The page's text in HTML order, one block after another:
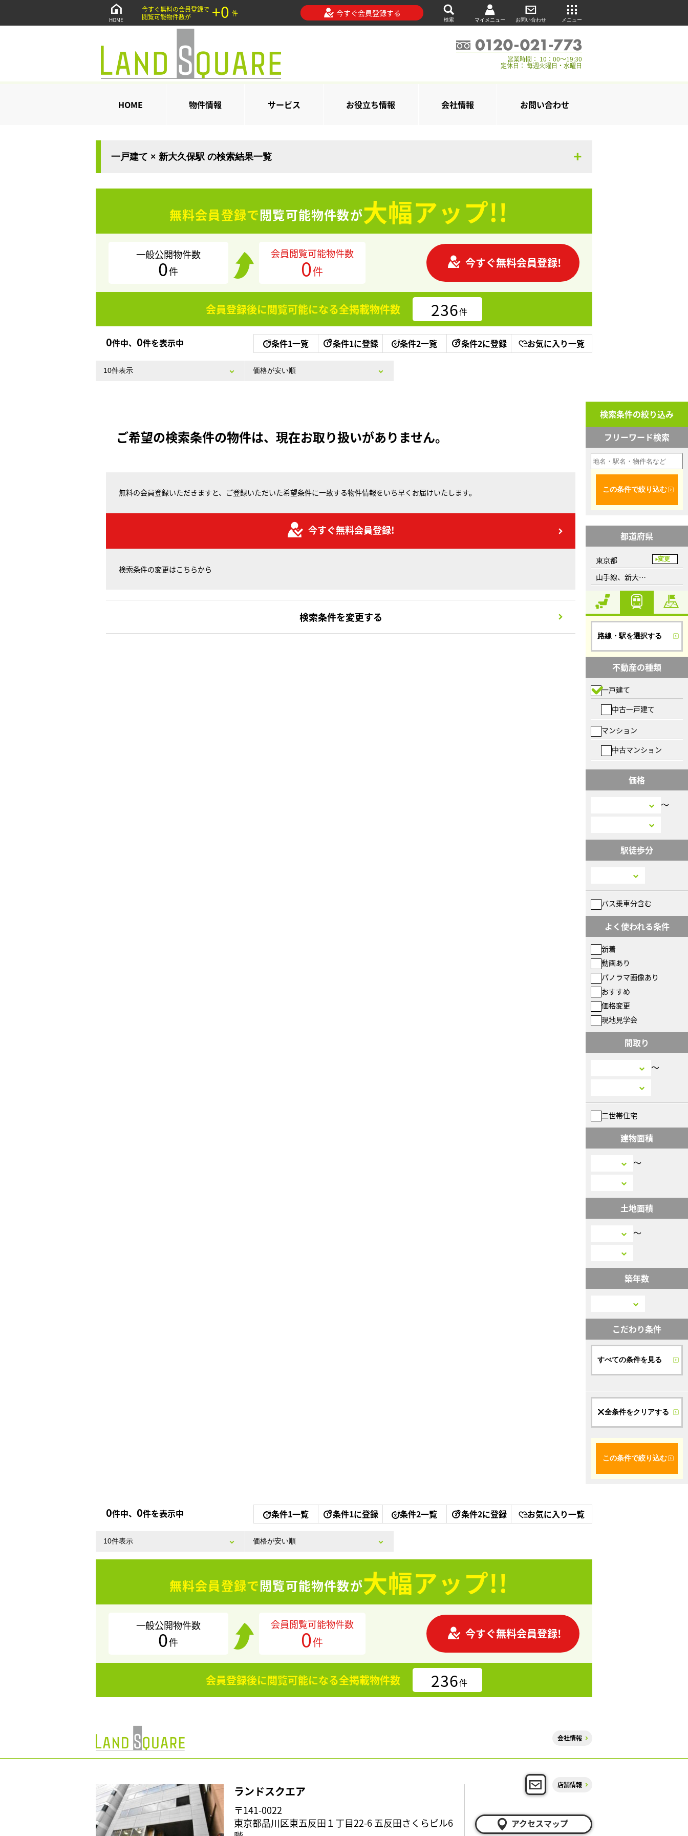
HOME
今すぐ無料の会員登録で
閲覧可能物件数が
+0 件 今すぐ会員登録する
検索 マイメニュー お問い合わせ メニュー
営業時間： 10：00～19:30
定休日： 毎週火曜日・水曜日
HOME 物件情報 サービス お役立ち情報 会社情報 お問い合わせ
一戸建て × 新大久保駅 の検索結果一覧
無料会員登録で閲覧可能物件数が大幅アップ!!
一般公開物件数
0件
会員閲覧可能物件数
0件
今すぐ無料会員登録!
会員登録後に閲覧可能になる全掲載物件数 236件
0件中、 0件を表示中 条件1一覧 条件1に登録 条件2一覧 条件2に登録 お気に入り一覧
ご希望の検索条件の物件は、現在お取り扱いがありません。
無料の会員登録いただきますと、ご登録いただいた希望条件に一致する物件情報をいち早くお届けいたします。
今すぐ無料会員登録!
検索条件の変更はこちらから
検索条件を変更する
検索条件の絞り込み
フリーワード検索
この条件で絞り込む
都道府県
東京都 変更
山手線、新大久保駅
路線・駅を選択する
不動産の種類
一戸建て
中古一戸建て
マンション
中古マンション
価格
〜
駅徒歩分
バス乗車分含む
よく使われる条件
新着
動画あり
パノラマ画像あり
おすすめ
価格変更
現地見学会
間取り
〜
二世帯住宅
建物面積
〜
土地面積
〜
築年数
こだわり条件
すべての条件を見る
全条件をクリアする
この条件で絞り込む
0件中、 0件を表示中 条件1一覧 条件1に登録 条件2一覧 条件2に登録 お気に入り一覧
無料会員登録で閲覧可能物件数が大幅アップ!!
一般公開物件数
0件
会員閲覧可能物件数
0件
今すぐ無料会員登録!
会員登録後に閲覧可能になる全掲載物件数 236件
会社情報
ランドスクエア
〒141-0022
東京都品川区東五反田１丁目22-6 五反田さくらビル6
店舗情報
アクセスマップ